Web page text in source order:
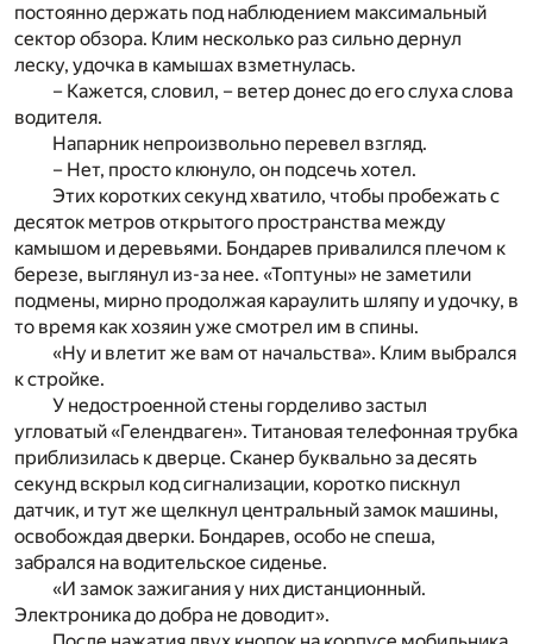
постоянно держать под наблюдением максимальный
сектор обзора. Клим несколько раз сильно дернул
леску, удочка в камышах взметнулась.
– Кажется, словил, – ветер донес до его слуха слова
водителя.
Напарник непроизвольно перевел взгляд.
– Нет, просто клюнуло, он подсечь хотел.
Этих коротких секунд хватило, чтобы пробежать с
десяток метров открытого пространства между
камышом и деревьями. Бондарев привалился плечом к
березе, выглянул из-за нее. «Топтуны» не заметили
подмены, мирно продолжая караулить шляпу и удочку, в
то время как хозяин уже смотрел им в спины.
«Ну и влетит же вам от начальства». Клим выбрался
к стройке.
У недостроенной стены горделиво застыл
угловатый «Гелендваген». Титановая телефонная трубка
приблизилась к дверце. Сканер буквально за десять
секунд вскрыл код сигнализации, коротко пискнул
датчик, и тут же щелкнул центральный замок машины,
освобождая дверки. Бондарев, особо не спеша,
забрался на водительское сиденье.
«И замок зажигания у них дистанционный.
Электроника до добра не доводит».